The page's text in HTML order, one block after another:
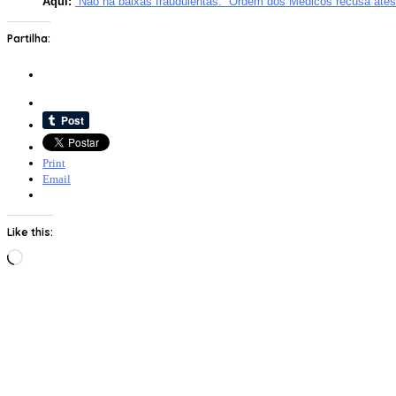
Partilha:
Print
Email
Like this:
Loading…